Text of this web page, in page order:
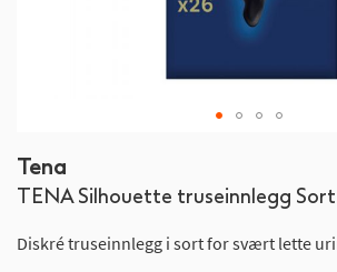
Tena
TENA Silhouette truseinnlegg
Diskré truseinnlegg i sort for svært lette
til
begynnelsen
bildegalleri